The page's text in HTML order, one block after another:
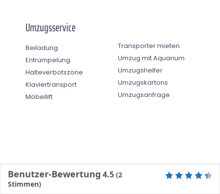
Umzugsservice
Beiladung
Entrümpelung
Halteverbotszone
Klaviertransport
Möbellift
Transporter mieten
Umzug mit Aquarium
Umzugshelfer
Umzugskartons
Umzugsanfrage
Benutzer-Bewertung 4.5 (2
Stimmen)